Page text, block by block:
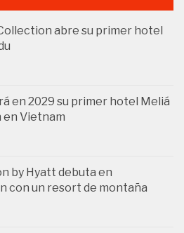
abre su primer hotel
en 2029 su primer hotel Meliá
Vietnam
by Hyatt debuta en
con un resort de montaña